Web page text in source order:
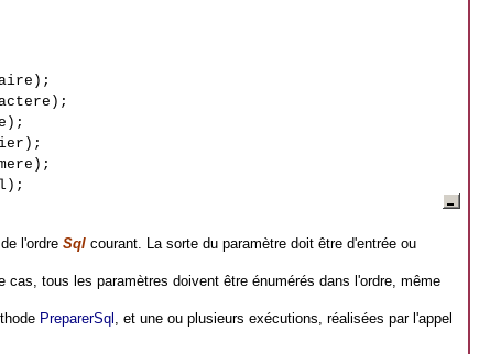
l'ordre Sqlcourant. La sorte du paramètre doit être d'entrée ou
tous les paramètres doivent être énumérés dans l'ordre, même
PreparerSql , et une ou plusieurs exécutions, réalisées par l'appel